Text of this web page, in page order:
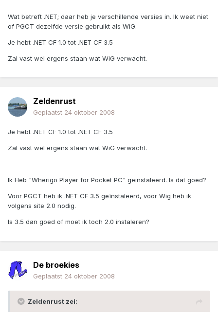
Wat betreft .NET; daar heb je verschillende versies in. Ik weet niet
of PGCT dezelfde versie gebruikt als WiG.
Je hebt .NET CF 1.0 tot .NET CF 3.5
Zal vast wel ergens staan wat WiG verwacht.
Zeldenrust
Geplaatst 24 oktober 2008
Je hebt .NET CF 1.0 tot .NET CF 3.5
Zal vast wel ergens staan wat WiG verwacht.
Ik Heb "Wherigo Player for Pocket PC" geinstaleerd. Is dat goed?
Voor PGCT heb ik .NET CF 3.5 geïnstaleerd, voor Wig heb ik
volgens site 2.0 nodig.
Is 3.5 dan goed of moet ik toch 2.0 instaleren?
De broekies
Geplaatst 24 oktober 2008
Zeldenrust zei: